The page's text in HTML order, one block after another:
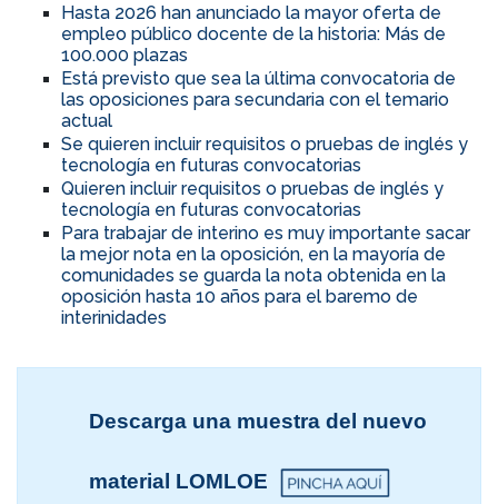
Hasta 2026 han anunciado la mayor oferta de
empleo público docente de la historia: Más de
100.000 plazas
Está previsto que sea la última convocatoria de
las oposiciones para secundaria con el temario
actual
Se quieren incluir requisitos o pruebas de inglés y
tecnología en futuras convocatorias
Quieren incluir requisitos o pruebas de inglés y
tecnología en futuras convocatorias
Para trabajar de interino es muy importante sacar
la mejor nota en la oposición, en la mayoría de
comunidades se guarda la nota obtenida en la
oposición hasta 10 años para el baremo de
interinidades
Descarga una muestra del nuevo
material LOMLOE